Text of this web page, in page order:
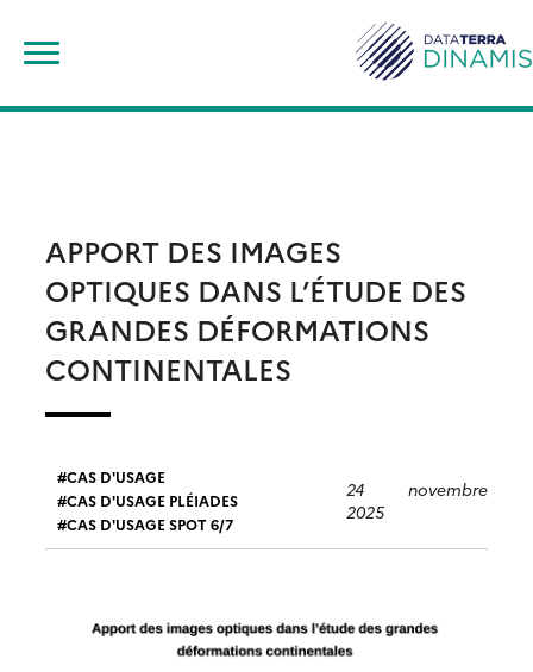
content
APPORT DES IMAGES
OPTIQUES DANS L’ÉTUDE DES
GRANDES DÉFORMATIONS
CONTINENTALES
CAS D'USAGE
CAS D'USAGE PLÉIADES
CAS D'USAGE SPOT 6/7
24 novembre
2025